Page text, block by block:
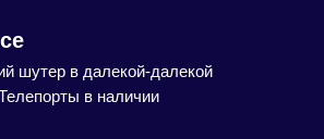
шутер в далекой-далекой
в наличии